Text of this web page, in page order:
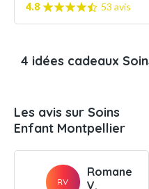
4.8 53 avis
4 idées cadeaux
Les avis sur Soins
Enfant Montpellier
RV
Romane
V.